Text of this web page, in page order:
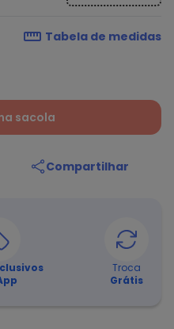
Tabela de medidas
sacola
Compartilhar
Troca
Grátis